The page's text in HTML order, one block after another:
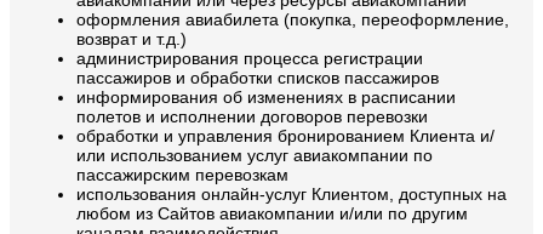
оформления авиабилета (покупка, переоформление,
возврат и т.д.)
администрирования процесса регистрации
пассажиров и обработки списков пассажиров
информирования об изменениях в расписании
полетов и исполнении договоров перевозки
обработки и управления бронированием Клиента и/
или использованием услуг авиакомпании по
пассажирским перевозкам
использования онлайн-услуг Клиентом, доступных на
любом из Сайтов авиакомпании и/или по другим